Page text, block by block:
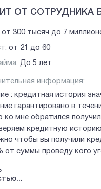
ОТ СОТРУДНИКА
от 300 тысяч до 7
от 21 до 60
До 5 лет
информация:
: кредитная история
гарантировано в
ко мне обратился
кредитную
чтобы вы получили
от суммы проведу кого